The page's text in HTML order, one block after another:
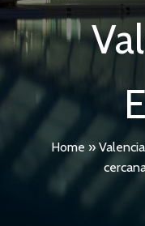
Home »